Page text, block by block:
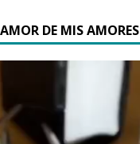
DE MIS AMORES